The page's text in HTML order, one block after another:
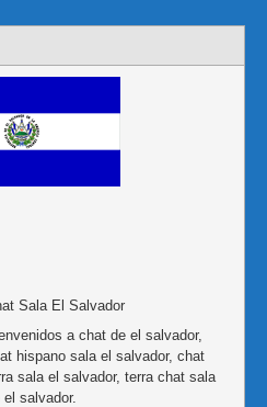
Sala El Salvador
a chat de el salvador,
hispano sala el salvador, chat
sala el salvador, terra chat sala
el salvador.